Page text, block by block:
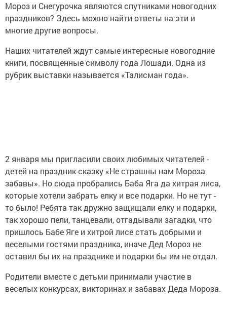
Мороз и Снегурочка являются спутниками новогодних
праздников? Здесь можно найти ответы на эти и
многие другие вопросы.
Наших читателей ждут самые интересные новогодние
книги, посвященные символу года Лошади. Одна из
рубрик выставки называется «Талисман года».
2 января мы пригласили своих любимых читателей -
детей на праздник-сказку «Не страшны нам Мороза
забавы». Но сюда пробрались Баба Яга да хитрая лиса,
которые хотели забрать елку и все подарки. Но не тут -
то было! Ребята так дружно защищали елку и подарки,
так хорошо пели, танцевали, отгадывали загадки, что
пришлось Бабе Яге и хитрой лисе стать добрыми и
веселыми гостями праздника, иначе Дед Мороз не
оставил бы их на празднике и подарки бы им не отдал.
Родители вместе с детьми принимали участие в
веселых конкурсах, викторинах и забавах Деда Мороза.